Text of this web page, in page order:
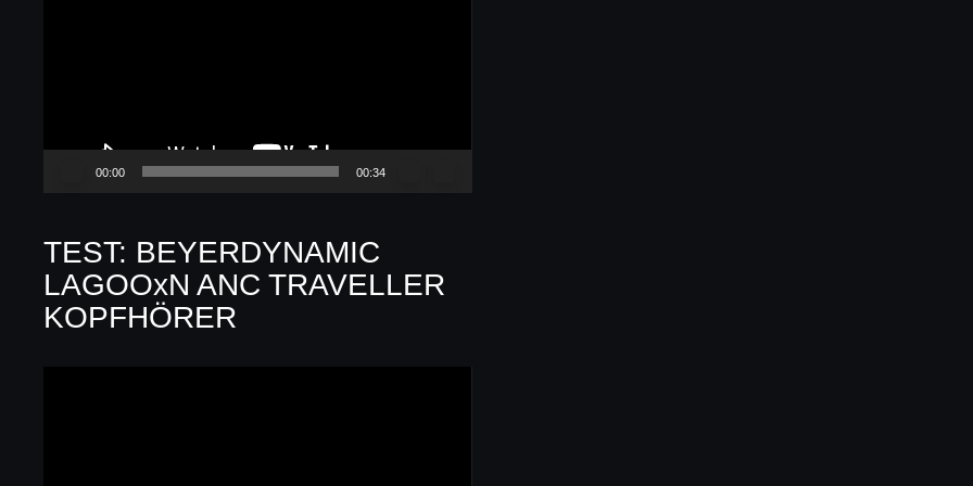
00:00 00:34
TEST: BEYERDYNAMIC
LAGOOxN ANC TRAVELLER
KOPFHÖRER